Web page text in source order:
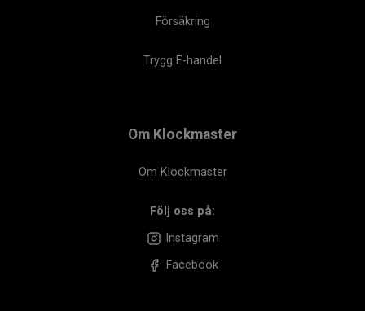
Försäkring
Trygg E-handel
Om Klockmaster
Om Klockmaster
Följ oss på:
Instagram
Facebook